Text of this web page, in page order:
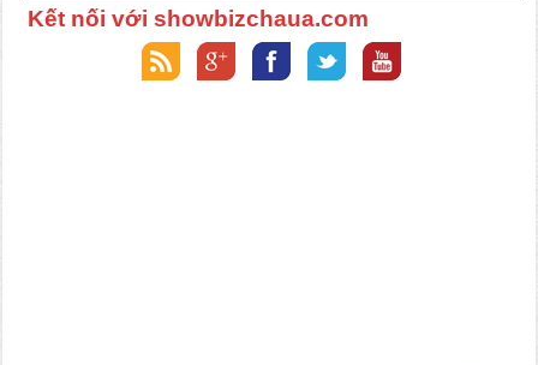
Kết nối với showbizchaua.com